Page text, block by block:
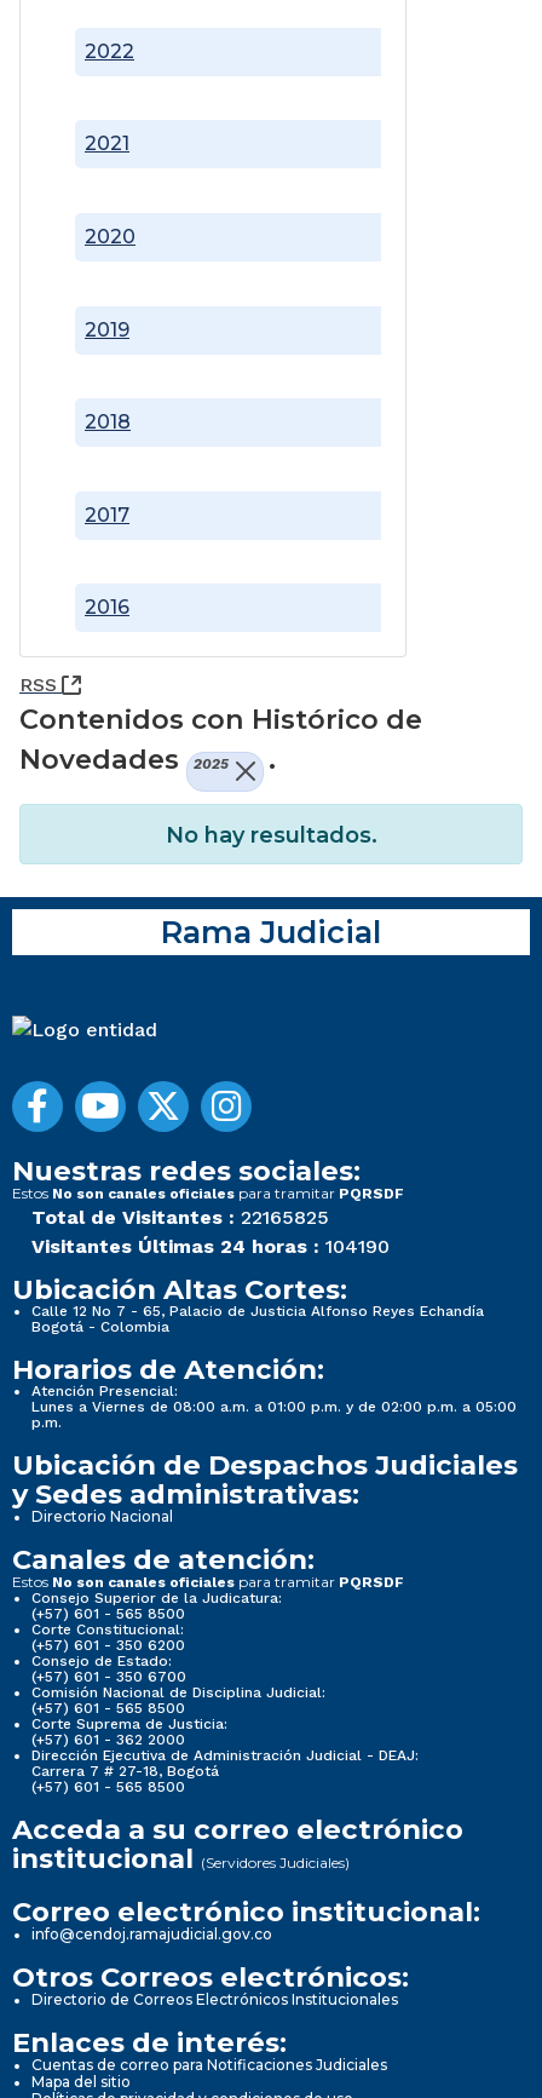
2016
2017
2018
2019
2020
2021
2022
RSS (Abre una nueva ventana)
Contenidos con Histórico de
Novedades
2025 .
No hay resultados.
Rama Judicial
Nuestras redes sociales:
Estos No son canales oficiales para tramitar PQRSDF
Total de Visitantes : 22165825
Visitantes Últimas 24 horas : 104190
Ubicación Altas Cortes:
Calle 12 No 7 - 65, Palacio de Justicia Alfonso Reyes Echandía
Bogotá - Colombia
Horarios de Atención:
Atención Presencial:
Lunes a Viernes de 08:00 a.m. a 01:00 p.m. y de 02:00 p.m. a 05:00
p.m.
Ubicación de Despachos Judiciales
y Sedes administrativas:
Directorio Nacional
Canales de atención:
Estos No son canales oficiales para tramitar PQRSDF
Consejo Superior de la Judicatura:
(+57) 601 - 565 8500
Corte Constitucional:
(+57) 601 - 350 6200
Consejo de Estado:
(+57) 601 - 350 6700
Comisión Nacional de Disciplina Judicial:
(+57) 601 - 565 8500
Corte Suprema de Justicia:
(+57) 601 - 362 2000
Dirección Ejecutiva de Administración Judicial - DEAJ:
Carrera 7 # 27-18, Bogotá
(+57) 601 - 565 8500
Acceda a su correo electrónico
institucional (Servidores Judiciales)
Correo electrónico institucional:
info@cendoj.ramajudicial.gov.co
Otros Correos electrónicos:
Directorio de Correos Electrónicos Institucionales
Enlaces de interés:
Cuentas de correo para Notificaciones Judiciales
Mapa del sitio